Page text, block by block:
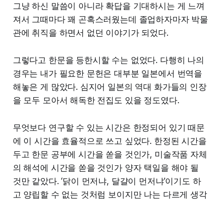
그냥 하신 말씀이 아니라 확답을 기대하시는 게 느껴
져서 그때마다 꽤 곤혹스러웠는데 졸업하자마자 박물
관에 취직을 하면서 없던 이야기가 되었다.
그렇다고 한문을 등한시할 수는 없었다. 다행히 나의
경우는 내가 필요한 문헌은 대부분 일본에서 번역을
해놓은 게 많았다. 심지어 일본의 역대 화가들의 인장
을 모두 모아서 해독한 전집도 있을 정도였다.
무엇보다 연구할 수 있는 시간은 한정되어 있기 때문
에 이 시간을 효율적으로 쓰고 싶었다. 한정된 시간을
두고 한문 공부에 시간을 쏟을 것인가, 미술작품 자체
의 해석에 시간을 쏟을 것인가 양자 택일을 해야 될
것만 같았다. ‘닭이 먼저냐, 달걀이 먼저냐’이기도 하
고 양립할 수 없는 것처럼 보이지만 나는 다르게 생각